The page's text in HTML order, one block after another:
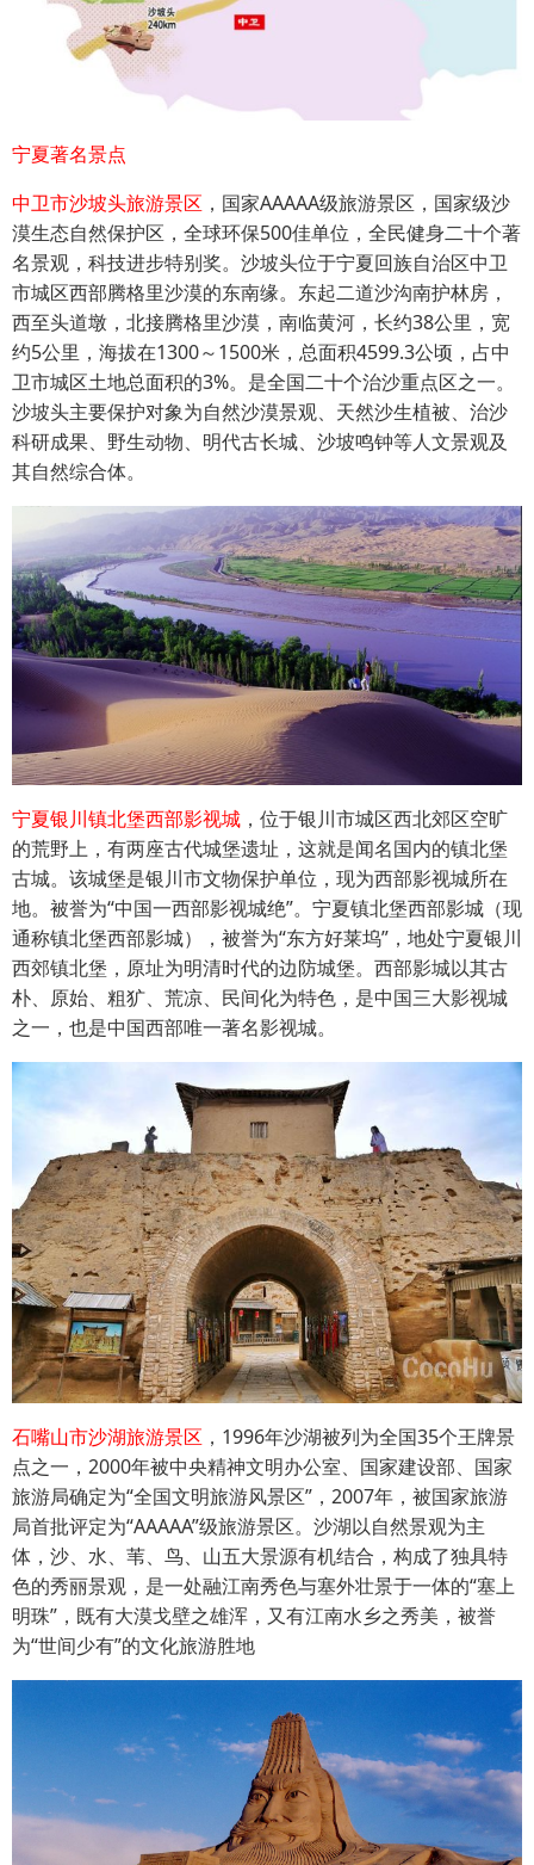
宁夏著名景点
中卫市沙坡头旅游景区 ，国家AAAAA级旅游景区，国家级沙
漠生态自然保护区，全球环保500佳单位，全民健身二十个著
名景观，科技进步特别奖。沙坡头位于宁夏回族自治区中卫
市城区西部腾格里沙漠的东南缘。东起二道沙沟南护林房，
西至头道墩，北接腾格里沙漠，南临黄河，长约38公里，宽
约5公里，海拔在1300～1500米，总面积4599.3公顷，占中
卫市城区土地总面积的3%。是全国二十个治沙重点区之一。
沙坡头主要保护对象为自然沙漠景观、天然沙生植被、治沙
科研成果、野生动物、明代古长城、沙坡鸣钟等人文景观及
其自然综合体。
宁夏银川镇北堡西部影视城 ，位于银川市城区西北郊区空旷
的荒野上，有两座古代城堡遗址，这就是闻名国内的镇北堡
古城。该城堡是银川市文物保护单位，现为西部影视城所在
地。被誉为“中国一西部影视城绝”。宁夏镇北堡西部影城（现
通称镇北堡西部影城），被誉为“东方好莱坞”，地处宁夏银川
西郊镇北堡，原址为明清时代的边防城堡。西部影城以其古
朴、原始、粗犷、荒凉、民间化为特色，是中国三大影视城
之一，也是中国西部唯一著名影视城。
石嘴山市沙湖旅游景区 ，1996年沙湖被列为全国35个王牌景
点之一，2000年被中央精神文明办公室、国家建设部、国家
旅游局确定为“全国文明旅游风景区”，2007年，被国家旅游
局首批评定为“AAAAA”级旅游景区。沙湖以自然景观为主
体，沙、水、苇、鸟、山五大景源有机结合，构成了独具特
色的秀丽景观，是一处融江南秀色与塞外壮景于一体的“塞上
明珠”，既有大漠戈壁之雄浑，又有江南水乡之秀美，被誉
为“世间少有”的文化旅游胜地